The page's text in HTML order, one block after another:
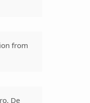
from
De